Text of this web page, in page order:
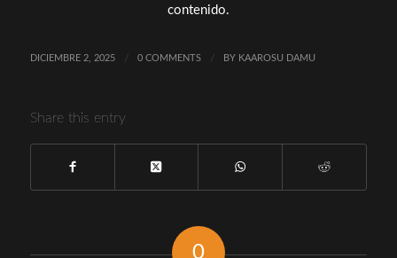
contenido.
DICIEMBRE 2, 2025 / 0 COMMENTS / BY KAAROSU DAMU
Share this entry
0